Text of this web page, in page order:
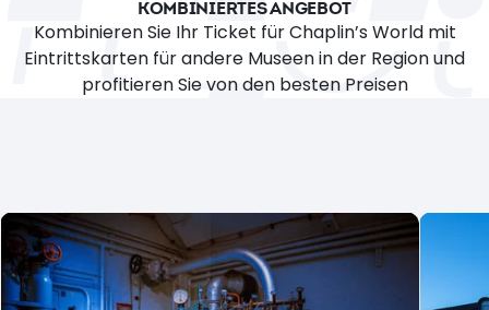
KOMBINIERTES ANGEBOT
Kombinieren Sie Ihr Ticket für Chaplin’s World mit
Eintrittskarten für andere Museen in der Region und
profitieren Sie von den besten Preisen